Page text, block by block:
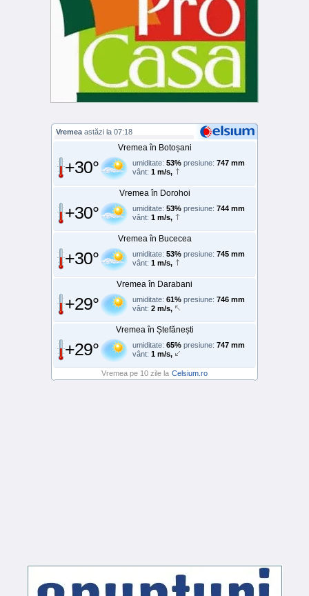
Vremea astăzi la 07:18
Vremea în Botoșani
+30° umiditate: 53% presiune: 747 mm
vânt: 1 m/s,
Vremea în Dorohoi
+30° umiditate: 53% presiune: 744 mm
vânt: 1 m/s,
Vremea în Bucecea
+30° umiditate: 53% presiune: 745 mm
vânt: 1 m/s,
Vremea în Darabani
+29° umiditate: 61% presiune: 746 mm
vânt: 2 m/s,
Vremea în Ștefănești
+29° umiditate: 65% presiune: 747 mm
vânt: 1 m/s,
Vremea pe 10 zile la Celsium.ro